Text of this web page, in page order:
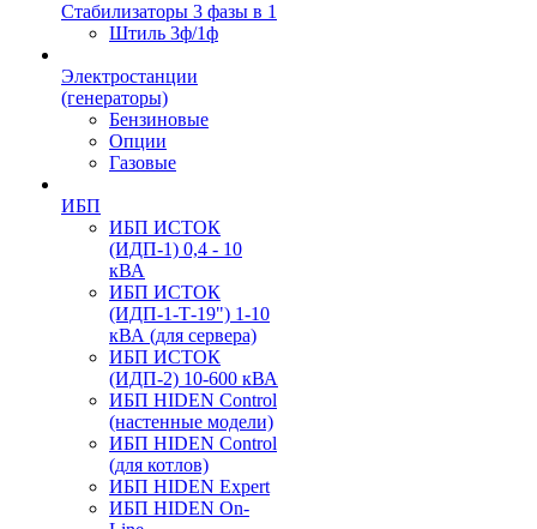
Стабилизаторы 3 фазы в 1
Штиль 3ф/1ф
Электростанции
(генераторы)
Бензиновые
Опции
Газовые
ИБП
ИБП ИСТОК
(ИДП-1) 0,4 - 10
кВА
ИБП ИСТОК
(ИДП-1-Т-19") 1-10
кВА (для сервера)
ИБП ИСТОК
(ИДП-2) 10-600 кВА
ИБП HIDEN Control
(настенные модели)
ИБП HIDEN Control
(для котлов)
ИБП HIDEN Expert
ИБП HIDEN On-